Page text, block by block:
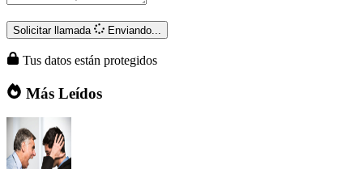
Solicitar llamada Enviando...
Tus datos están protegidos
Más Leídos